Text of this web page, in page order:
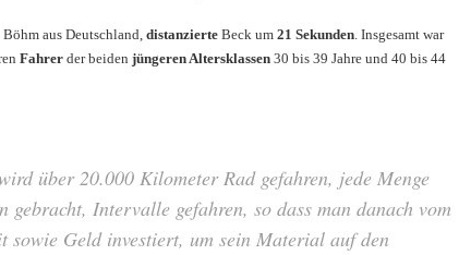
Böhm aus Deutschland,distanzierteBeck um 21 Sekunden. Insgesamt war
Fahrerder beiden jüngeren Altersklassen30 bis 39 Jahre und 40 bis 44
über 20.000 Kilometer Rad gefahren, jede Menge
gebracht, Intervalle gefahren, so dass man danach vom
sowie Geld investiert, um sein Material auf den